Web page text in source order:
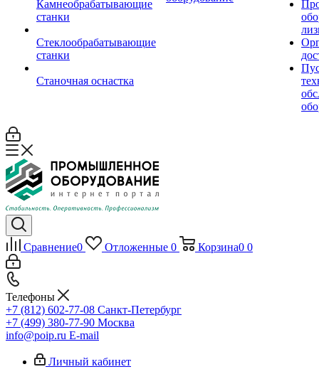
Камнеобрабатывающие
станки
Стеклообрабатывающие
станки
Станочная оснастка
Сравнение0 Отложенные 0 Корзина0 0
Телефоны
+7 (812) 602-77-08 Санкт-Петербург
+7 (499) 380-77-90 Москва
info@poip.ru E-mail
Личный кабинет